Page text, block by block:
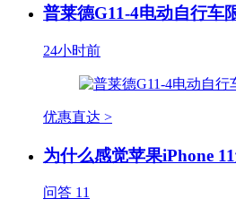
普莱德G11-4电动自行车
24小时前
优惠直达 >
为什么感觉苹果iPhone
问答 11